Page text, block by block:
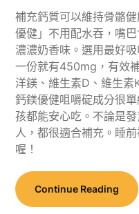
補充鈣質可以維持骨骼
優健」不用配水吞，嘴
濃濃奶香味。選用最好
一份就有450mg，有效
洋鎂、維生素D、維生素
鈣鎂優健咀嚼碇成分很
孩都能安心吃。不論是
人，都很適合補充。睡
喔！
Continue Reading